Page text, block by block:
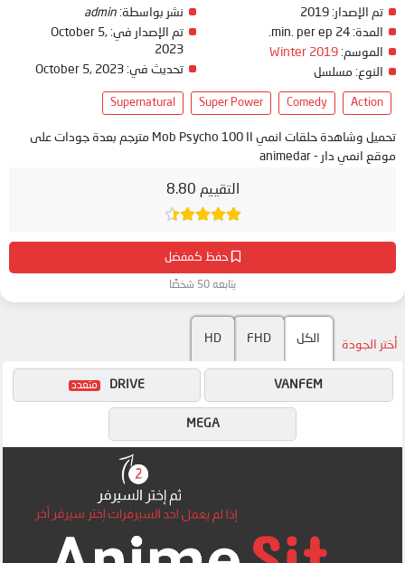
التقييم 8.80
حفظ كمفضل
يتابعه 50 شخصًا
تم الإصدار:
المدة:
الموسم: Winter 2019
النوع: مسلسل
نشر بواسطة: admin
تم الإصدار في: October 5,
2023
تحديث في: October 5, 2023
Action
Comedy
Super Power
Supernatural
تحميل وشاهدة حلقات انمي Mob Psycho 100 II مترجم بعدة جودات على
موقع انمي دار - animedar
أختر الجودة الكل FHD
HD
VANFEM
MEGA
DRIVE